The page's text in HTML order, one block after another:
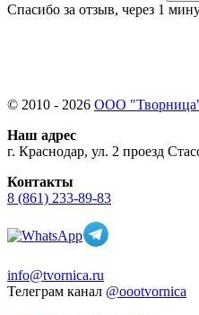
Спасибо за отзыв, через 1
© 2010 - 2026 ООО
Наш адрес
г. Краснодар, ул. 2 проезд
Контакты
8 (861) 233-89-83
info@tvornica.ru
Телеграм канал @oootvornica